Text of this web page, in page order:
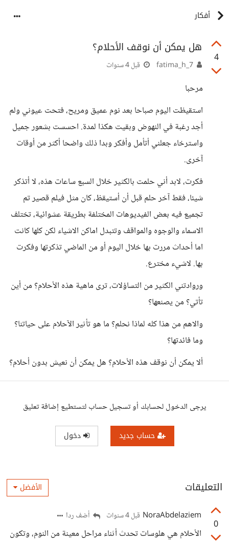
أفكار
4
هل يمكن أن نوقف الأحلام؟
قبل 4 سنوات
مرحبا
استقيظت اليوم صباحا بعد نوم عميق ومريح، فتحت عيوني ولم
أجد رغبة في النهوض وبقيت هكذا لمدة. احسست بشعور جميل
واسترخاء جعلني أتأمل وأفكر وبدا ذلك واضحا أكثر من أوقات
آخرى.
فكرت، لابد أني حلمت بالكثير خلال السبع ساعات هذه، لا أتذكر
شيئا، فقط آخر حلم قبل أن أستيقظ، كان مثل فيلم قصير تم
تجميع فيه بعض الفيديوهات المختلفة بطريقة عشوائية، تختلف
الاسماء والوجوه والمواقف وتتبدل اماكن الاشياء لكن كلها كانت
اما أحداث مررت بها خلال اليوم أو من الماضي تذكرتها وفكرت
بها. لاشيء مخترع.
وروادتني الكثير من التساؤلات، ترى ماهية هذه الأحلام؟ من أين
تأتي؟ من يصنعها؟
والاهم من هذا كله لماذا نحلم؟ ما هو تأثير الآحلام على حياتنا؟
وما فائدتها؟
ألا يمكن أن نوقف هذه الأحلام؟ هل يمكن أن نعيش بدون أحلام؟
يرجى الدخول لحسابك أو تسجيل حساب لتستطيع إضافة تعليق
حساب جديد دخول
التعليقات الأفضل
0
NoraAbdelaziem قبل 4 سنوات أضف ردا
الأحلام هي هلوسات تحدث أثناء مراحل معينة من النوم، وتكون